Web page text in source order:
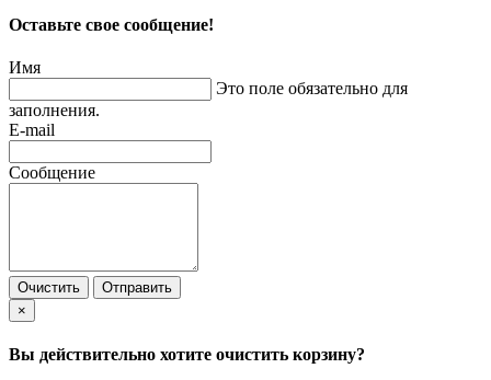
Оставьте свое сообщение!
Имя
Это поле обязательно для
заполнения.
E-mail
Сообщение
Очистить
Отправить
×
Вы действительно хотите очистить корзину?